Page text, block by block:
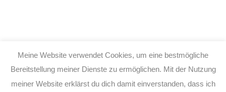
Meine Website verwendet Cookies, um eine bestmögliche
Bereitstellung meiner Dienste zu ermöglichen. Mit der Nutzung
meiner Website erklärst du dich damit einverstanden, dass ich